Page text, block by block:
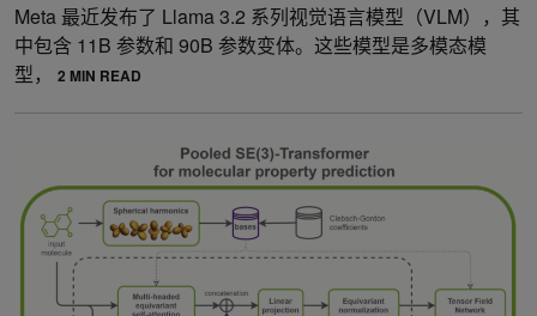
Meta 最近发布了 Llama 3.2 系列视觉语言模型（VLM），其
中包含 11B 参数和 90B 参数变体。这些模型是多模态模
型，
2 MIN READ